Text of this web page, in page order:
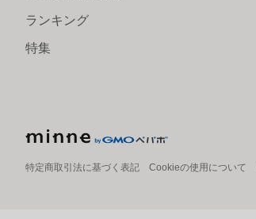
ランキング
特集
特定商取引法に基づく表記 Cookieの使用について